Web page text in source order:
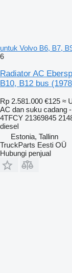
untuk Volvo B6, B7,
6
Radiator AC
B10, B12 bus
Rp 2.581.000 €125 ≈
AC dan suku cadang
4TFCY 21369845
diesel
Estonia, Tallinn
TruckParts Eesti OÜ
Hubungi penjual